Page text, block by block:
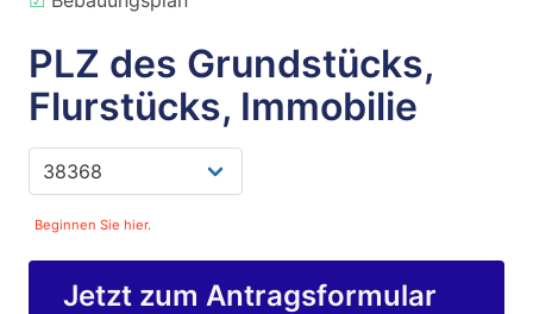
PLZ des Grundstücks,
Flurstücks, Immobilie
Beginnen Sie hier.
Jetzt zum Antragsformular